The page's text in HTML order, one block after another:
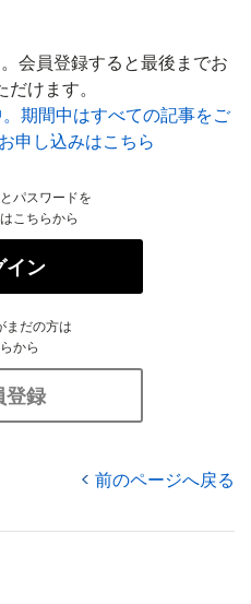
会員登録すると最後までお
だけます。
期間中はすべての記事をご
申し込みはこちら
パスワードを
こちらから
イン
まだの方は
から
登録
前のページへ戻る